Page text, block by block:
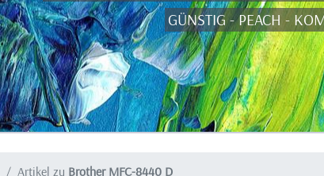
GÜNSTIG - PEACH -
Artikel zu Brother MFC-8440 D